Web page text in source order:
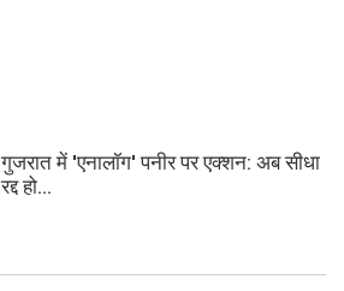
गुजरात में 'एनालॉग' पनीर पर एक्शन: अब सीधा
रद्द हो...